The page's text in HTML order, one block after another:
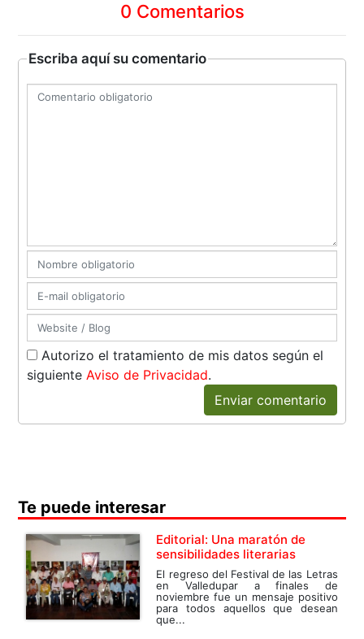
0 Comentarios
Escriba aquí su comentario
Autorizo el tratamiento de mis datos según el
siguienteAviso de Privacidad.
Enviar comentario
Te puede interesar
Editorial: Una maratón de
sensibilidades literarias
El regreso del Festival de las Letras
en Valledupar a finales de
noviembre fue un mensaje positivo
para todos aquellos que desean
que...